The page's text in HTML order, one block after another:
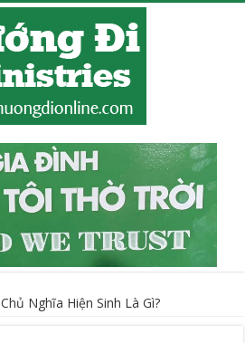
Chủ Nghĩa Hiện Sinh Là Gì?